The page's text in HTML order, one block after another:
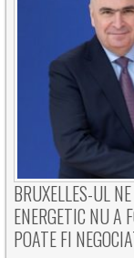
BRUXELLES-UL
ENERGETIC NU A
POATE FI